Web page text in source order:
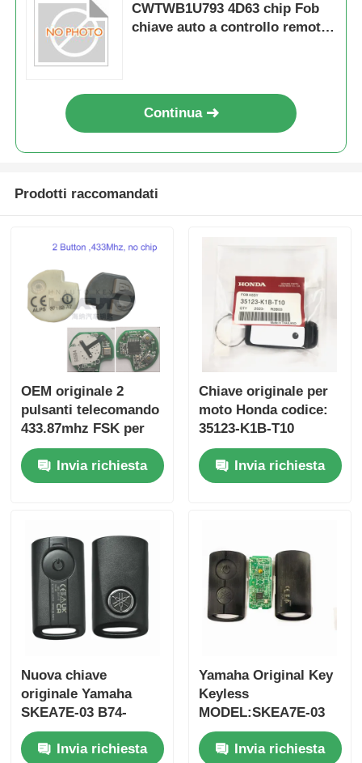
Prodotti
Video
CWTWB1U793 4D63 chip Fob
chiave auto a controllo remoto
Continua
Prodotti raccomandati
OEM originale 2
pulsanti telecomando
433.87mhz FSK per
Su-zuki Jim-ny 2005-
2017 Senza chip
37182-A7 Solo
Invia richiesta
Chiave originale per
moto Honda codice:
35123-K1B-T10
telecomando a tre
pulsanti
FSK433.92MHz con
Invia richiesta
Nuova chiave
originale Yamaha
SKEA7E-03 B74-
H6261-02 662F-
SKEA7D03Invia richiesta
Yamaha Original Key
Keyless
MODEL:SKEA7E-03
Per Yamaha Smart
Remote Key B74-
Invia richiesta